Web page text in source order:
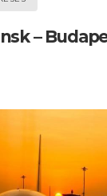
–